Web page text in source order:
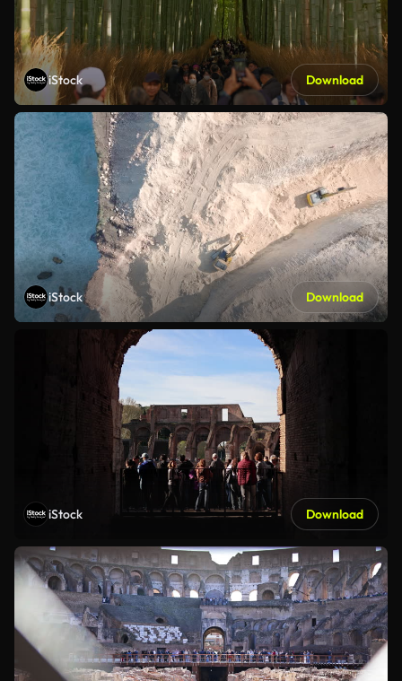
iStock Download
iStock Download
iStock Download